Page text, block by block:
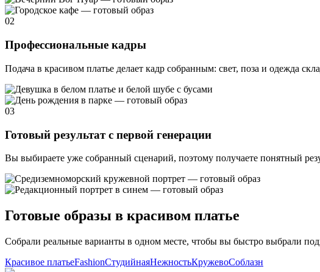
02
Профессиональные кадры
Подача в красивом платье делает кадр собранным: свет, поза и одежда
03
Готовый результат с первой генерации
Вы выбираете уже собранный сценарий, поэтому получаете понятный
Готовые образы в красивом платье
Собрали реальные варианты в одном месте, чтобы вы быстро выбрали
Красивое платьеFashionСтудийнаяНежностьКружевоСоблазн